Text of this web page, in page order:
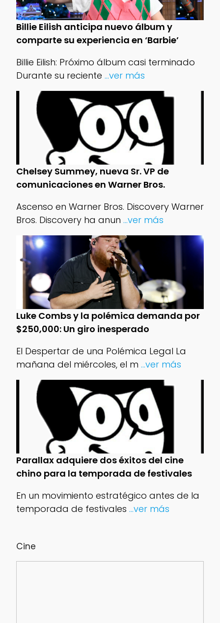
Cine
Billie Eilish anticipa nuevo álbum y
comparte su experiencia en ‘Barbie’
Billie Eilish: Próximo álbum casi terminado
Durante su reciente ...ver más
Chelsey Summey, nueva Sr. VP de
comunicaciones en Warner Bros.
Ascenso en Warner Bros. Discovery Warner
Bros. Discovery ha anun ...ver más
Luke Combs y la polémica demanda por
$250,000: Un giro inesperado
El Despertar de una Polémica Legal La
mañana del miércoles, el m ...ver más
Parallax adquiere dos éxitos del cine
chino para la temporada de festivales
En un movimiento estratégico antes de la
temporada de festivales ...ver más